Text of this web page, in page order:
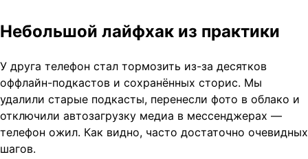
Небольшой лайфхак из практики
У друга телефон стал тормозить из-за десятков
оффлайн-подкастов и сохранённых сторис. Мы
удалили старые подкасты, перенесли фото в облако и
отключили автозагрузку медиа в мессенджерах —
телефон ожил. Как видно, часто достаточно очевидных
шагов.